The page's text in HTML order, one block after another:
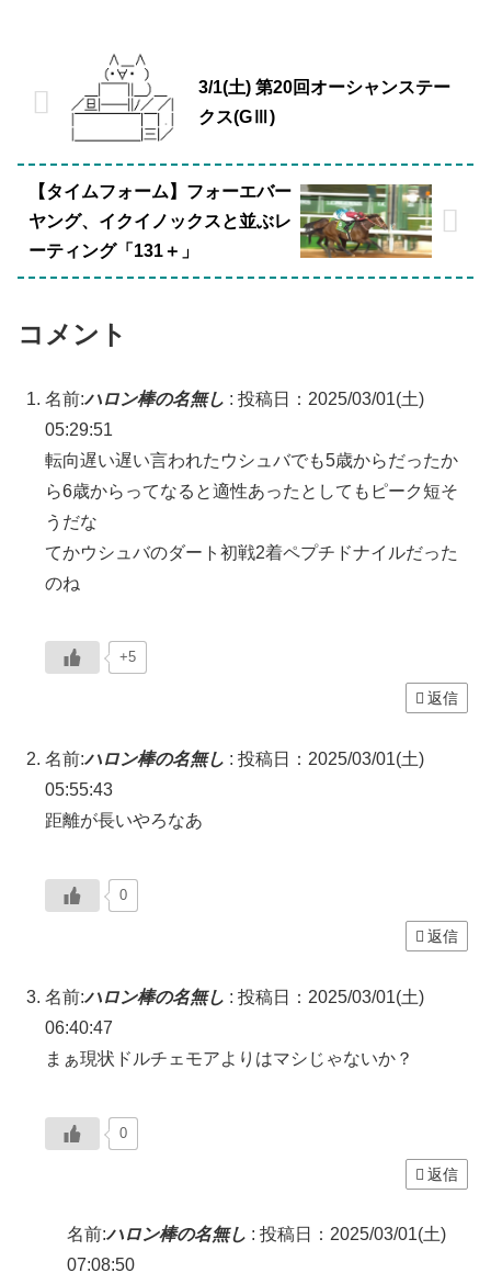
3/1(土) 第20回オーシャンステー
クス(GⅢ)
【タイムフォーム】フォーエバー
ヤング、イクイノックスと並ぶレ
ーティング「131＋」
コメント
名前:ハロン棒の名無し : 投稿日：2025/03/01(土)
05:29:51
転向遅い遅い言われたウシュバでも5歳からだったか
ら6歳からってなると適性あったとしてもピーク短そ
うだな
てかウシュバのダート初戦2着ペプチドナイルだった
のね
+5
返信
名前:ハロン棒の名無し : 投稿日：2025/03/01(土)
05:55:43
距離が長いやろなあ
0
返信
名前:ハロン棒の名無し : 投稿日：2025/03/01(土)
06:40:47
まぁ現状ドルチェモアよりはマシじゃないか？
0
返信
名前:ハロン棒の名無し : 投稿日：2025/03/01(土)
07:08:50